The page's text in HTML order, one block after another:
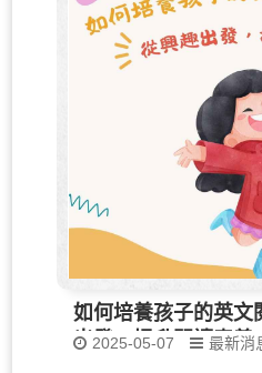
如何培養孩子的英文
出發，提升閱讀素養
2025-05-07 最新消